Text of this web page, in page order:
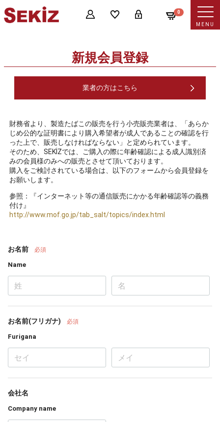
MENU
0
新規会員登録
業者の方はこちら
財務省より、製造たばこの販売を行う小売販売業者は、「あらか
じめ公的な証明書により購入希望者が成人であることの確認を行
った上で、販売しなければならない」と定められています。
そのため、SEKİZでは、ご購入の際に年齢確認による成人識別済
みの会員様のみへの販売とさせて頂いております。
購入をご検討されている場合は、以下のフォームから会員登録を
お願いします。
参照：『インターネット等の通信販売にかかる年齢確認等の義務
付け』
http://www.mof.go.jp/tab_salt/topics/index.html
お名前 必須
Name
お名前(フリガナ) 必須
Furigana
会社名
Company name